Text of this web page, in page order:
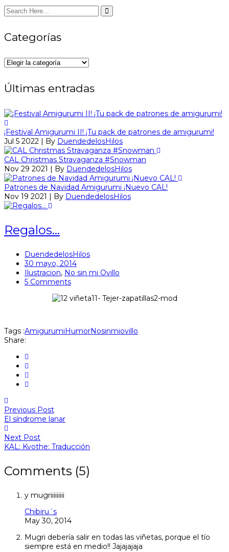
Categorías
Categorías
Últimas entradas
¡Festival Amigurumi II! ¡Tu pack de patrones de amigurumi!
Jul 5 2022 | By DuendedelosHilos
CAL Christmas Stravaganza #Snowman
Nov 29 2021 | By DuendedelosHilos
Patrones de Navidad Amigurumi ¡Nuevo CAL!
Nov 19 2021 | By DuendedelosHilos
Regalos…
DuendedelosHilos
30 mayo, 2014
Ilustracion, No sin mi Ovillo
5 Comments
Tags :AmigurumiHumorNosinmiovillo
Share:
Previous Post
El síndrome lanar
Next Post
KAL: Kvothe: Traducción
Comments (5)
y mugriiiiiiiii
Chibiru´s
May 30, 2014
Mugri debería salir en todas las viñetas, porque el tío
siempre está en medio!! Jajajajaja